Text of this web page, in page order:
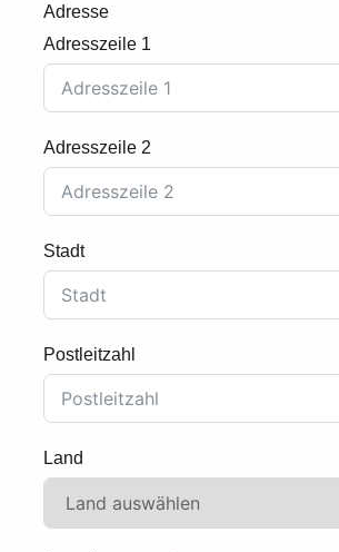
Adresse
Adresszeile 1
Adresszeile 2
Stadt
Postleitzahl
Land